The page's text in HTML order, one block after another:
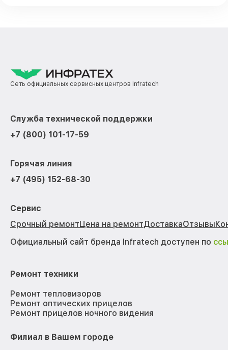
Сеть официальных сервисных центров Infratech
Служба технической поддержки
+7 (800) 101-17-59
Горячая линия
+7 (495) 152-68-30
Сервис
Срочный ремонтЦена на ремонтДоставкаОтзывы
Официальный сайт бренда Infratech доступен по
Ремонт техники
Ремонт тепловизоров
Ремонт оптических прицелов
Ремонт прицелов ночного видения
Филиал в Вашем городе